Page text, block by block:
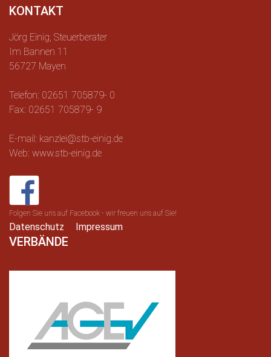
KONTAKT
Jörg Einig, Steuerberater
Im Bannen 11
56727 Mayen
Telefon: 02651 705879- 0
Fax: 02651 705879- 9
E-mail: kanzlei@stb-einig.de
Web: www.stb-einig.de
Folgen Sie uns auf Facebook - wir freuen uns auf Sie!
Datenschutz Impressum
VERBÄNDE